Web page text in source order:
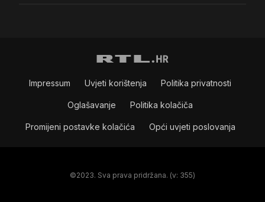
Impressum Uvjeti korištenja Politika privatnosti
Oglašavanje Politika kolačiča
Promijeni postavke kolačića Opći uvjeti poslovanja
©2023. Sva prava pridržana. (v: 355)